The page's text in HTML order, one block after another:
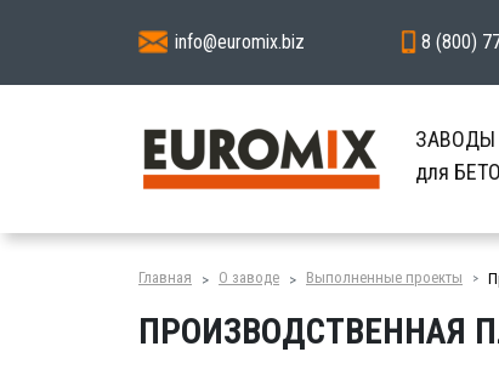
info@euromix.biz 8 (800)
ЗАВОДЫ
для
Главная О заводе Выполненные проекты
ПРОИЗВОДСТВЕННАЯ